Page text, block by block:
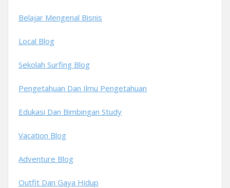
Belajar Mengenal Bisnis
Local Blog
Sekolah Surfing Blog
Pengetahuan Dan Ilmu Pengetahuan
Edukasi Dan Bimbingan Study
Vacation Blog
Adventure Blog
Outfit Dan Gaya Hidup